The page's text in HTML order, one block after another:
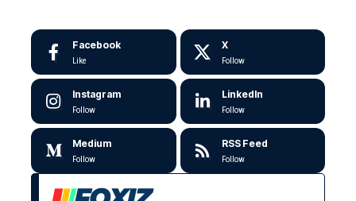
Facebook
Like
X
Follow
Instagram
Follow
LinkedIn
Follow
Medium
Follow
RSS Feed
Follow